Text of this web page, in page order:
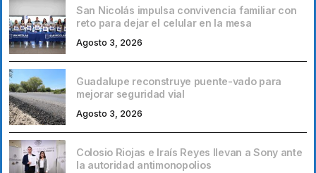
San Nicolás impulsa convivencia familiar con
reto para dejar el celular en la mesa
Agosto 3, 2026
Guadalupe reconstruye puente-vado para
mejorar seguridad vial
Agosto 3, 2026
Colosio Riojas e Iraís Reyes llevan a Sony ante
la autoridad antimonopolios